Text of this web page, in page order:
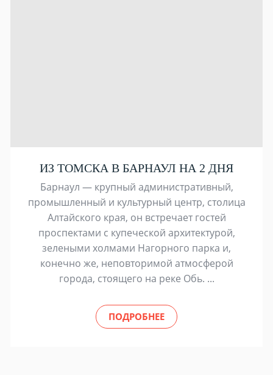
ИЗ ТОМСКА В БАРНАУЛ НА 2 ДНЯ
Барнаул — крупный административный,
промышленный и культурный центр, столица
Алтайского края, он встречает гостей
проспектами с купеческой архитектурой,
зелеными холмами Нагорного парка и,
конечно же, неповторимой атмосферой
города, стоящего на реке Обь. ...
ПОДРОБНЕЕ